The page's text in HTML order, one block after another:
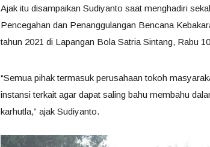
Ajak itu disampaikan Sudiyanto saat menghadiri
Pencegahan dan Penanggulangan Bencana
tahun 2021 di Lapangan Bola Satria Sintang, Rabu
“Semua pihak termasuk perusahaan tokoh
instansi terkait agar dapat saling bahu membahu
karhutla,” ajak Sudiyanto.